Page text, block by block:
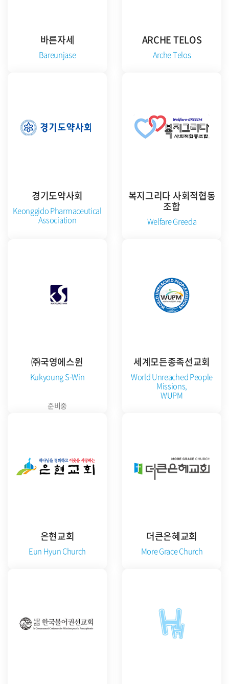
바른자세
Bareunjase
ARCHE TELOS
Arche Telos
경기도약사회
Keonggido Pharmaceutical
Association
복지그리다 사회적협동
조합
Welfare Greeda
㈜국영에스윈
Kukyoung S-Win
준비중
세계모든종족선교회
World Unreached People
Missions,
WUPM
은현교회
Eun Hyun Church
더큰은혜교회
More Grace Church